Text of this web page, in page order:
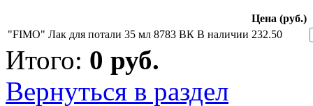
Цена (руб.)
"FIMO" Лак для потали 35 мл 8783 ВК В наличии 232.50
Итого: 0 руб.
Вернуться в раздел